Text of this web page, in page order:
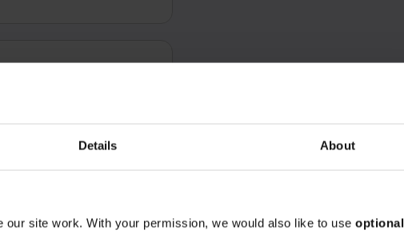
Details About
our site work. With your permission, we would also like to use optional
d'audit